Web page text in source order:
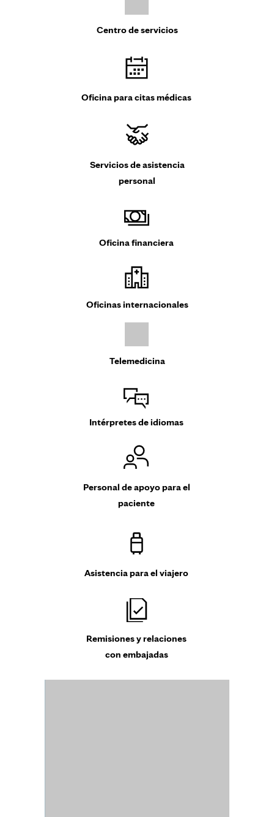
Centro de servicios
Oficina para citas médicas
Servicios de asistencia
personal
Oficina financiera
Oficinas internacionales
Telemedicina
Intérpretes de idiomas
Personal de apoyo para el
paciente
Asistencia para el viajero
Remisiones y relaciones
con embajadas